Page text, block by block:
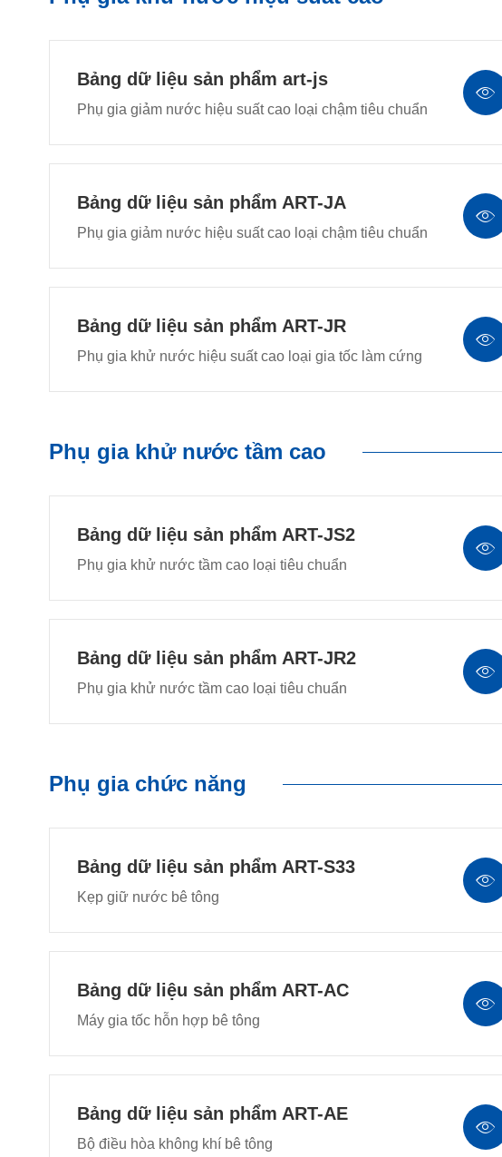
Bảng dữ liệu sản phẩm art-js
Phụ gia giảm nước hiệu suất cao loại chậm tiêu chuẩn

Bảng dữ liệu sản phẩm ART-JA
Phụ gia giảm nước hiệu suất cao loại chậm tiêu chuẩn

Bảng dữ liệu sản phẩm ART-JR
Phụ gia khử nước hiệu suất cao loại gia tốc làm cứng

Phụ gia khử nước tầm cao
Bảng dữ liệu sản phẩm ART-JS2
Phụ gia khử nước tầm cao loại tiêu chuẩn

Bảng dữ liệu sản phẩm ART-JR2
Phụ gia khử nước tầm cao loại tiêu chuẩn

Phụ gia chức năng
Bảng dữ liệu sản phẩm ART-S33
Kẹp giữ nước bê tông

Bảng dữ liệu sản phẩm ART-AC
Máy gia tốc hỗn hợp bê tông

Bảng dữ liệu sản phẩm ART-AE
Bộ điều hòa không khí bê tông
